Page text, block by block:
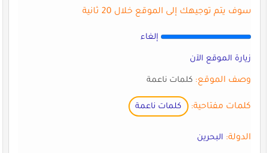
سوف يتم توجيهك إلى الموقع خلال 20 ثانية
إلغاء
زيارة الموقع الآن
وصف الموقع:كلمات ناعمة
كلمات مفتاحية: كلمات ناعمة
الدولة: البحرين